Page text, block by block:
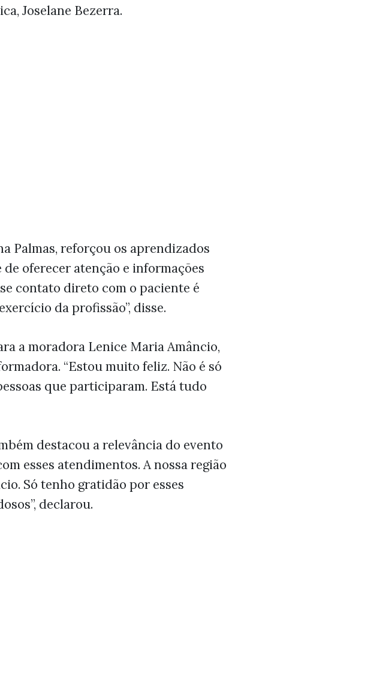
Joselane Bezerra.
Palmas, reforçou os aprendizados
oferecer atenção e informações
contato direto com o paciente é
da profissão”, disse.
a moradora Lenice Maria Amâncio,
“Estou muito feliz. Não é só
que participaram. Está tudo
destacou a relevância do evento
esses atendimentos. A nossa região
Só tenho gratidão por esses
declarou.